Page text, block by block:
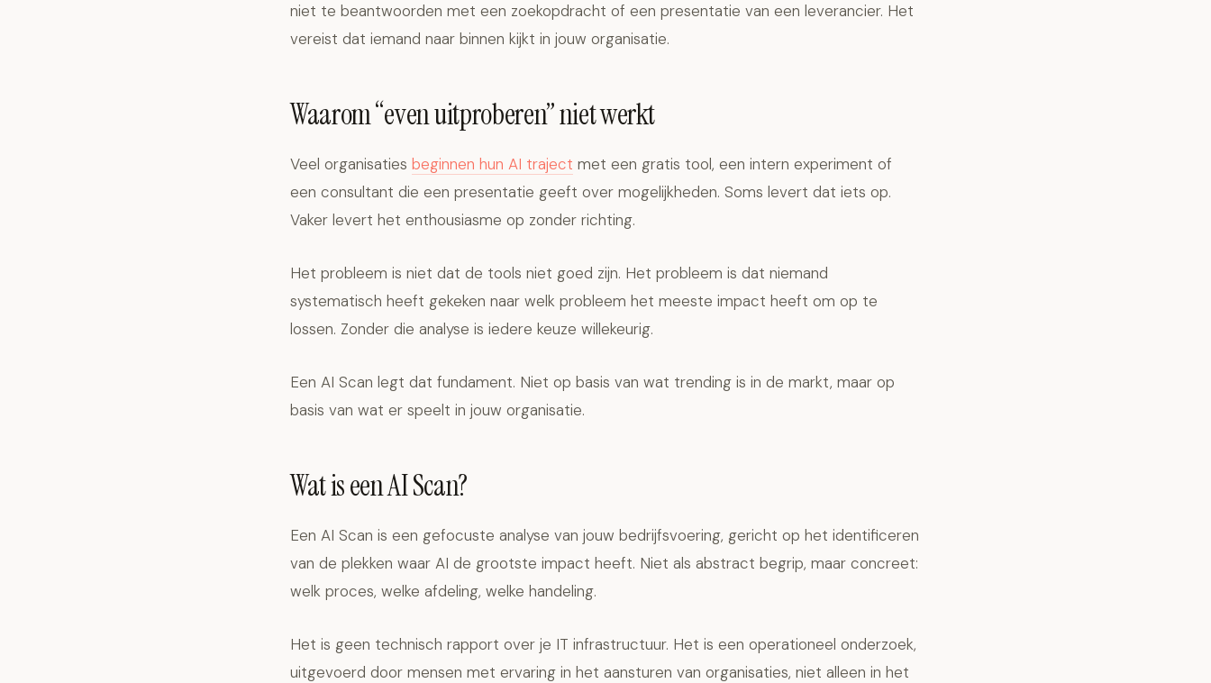
niet te beantwoorden met een zoekopdracht of een presentatie van een leverancier. Het
vereist dat iemand naar binnen kijkt in jouw organisatie.
Waarom “even uitproberen” niet werkt
Veel organisaties beginnen hun AI traject met een gratis tool, een intern experiment of
een consultant die een presentatie geeft over mogelijkheden. Soms levert dat iets op.
Vaker levert het enthousiasme op zonder richting.
Het probleem is niet dat de tools niet goed zijn. Het probleem is dat niemand
systematisch heeft gekeken naar welk probleem het meeste impact heeft om op te
lossen. Zonder die analyse is iedere keuze willekeurig.
Een AI Scan legt dat fundament. Niet op basis van wat trending is in de markt, maar op
basis van wat er speelt in jouw organisatie.
Wat is een AI Scan?
Een AI Scan is een gefocuste analyse van jouw bedrijfsvoering, gericht op het identificeren
van de plekken waar AI de grootste impact heeft. Niet als abstract begrip, maar concreet:
welk proces, welke afdeling, welke handeling.
Het is geen technisch rapport over je IT infrastructuur. Het is een operationeel onderzoek,
uitgevoerd door mensen met ervaring in het aansturen van organisaties, niet alleen in het